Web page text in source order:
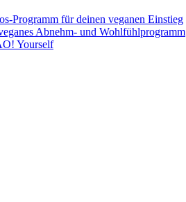
Programm für deinen veganen Einstieg
Abnehm- und Wohlfühlprogramm
Yourself